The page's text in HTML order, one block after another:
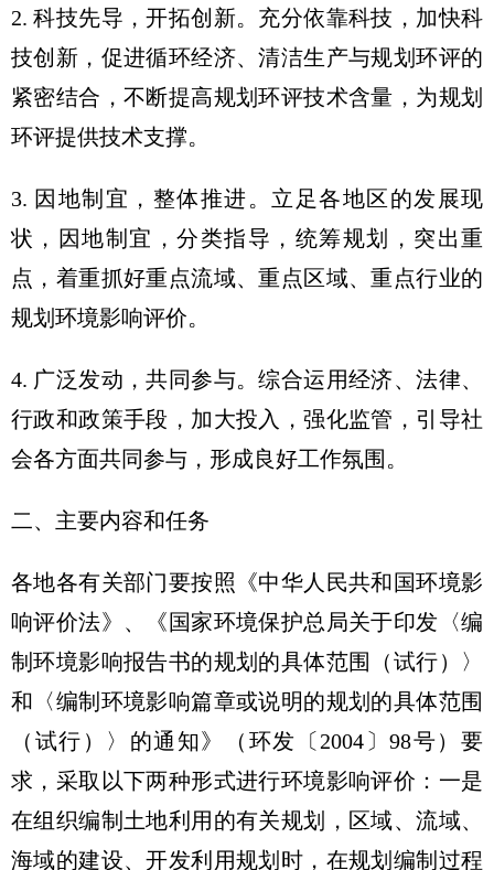
2. 科技先导，开拓创新。充分依靠科技，加快科
技创新，促进循环经济、清洁生产与规划环评的
紧密结合，不断提高规划环评技术含量，为规划
环评提供技术支撑。
3. 因地制宜，整体推进。立足各地区的发展现
状，因地制宜，分类指导，统筹规划，突出重
点，着重抓好重点流域、重点区域、重点行业的
规划环境影响评价。
4. 广泛发动，共同参与。综合运用经济、法律、
行政和政策手段，加大投入，强化监管，引导社
会各方面共同参与，形成良好工作氛围。
二、主要内容和任务
各地各有关部门要按照《中华人民共和国环境影
响评价法》、《国家环境保护总局关于印发〈编
制环境影响报告书的规划的具体范围（试行）〉
和〈编制环境影响篇章或说明的规划的具体范围
（试行）〉的通知》（环发〔2004〕98号）要
求，采取以下两种形式进行环境影响评价：一是
在组织编制土地利用的有关规划，区域、流域、
海域的建设、开发利用规划时，在规划编制过程